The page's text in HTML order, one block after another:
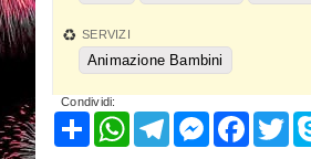
SERVIZI
Animazione Bambini
Condividi:
CondividiWhatsAppTelegramMessenger